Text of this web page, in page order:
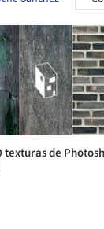
texturas de